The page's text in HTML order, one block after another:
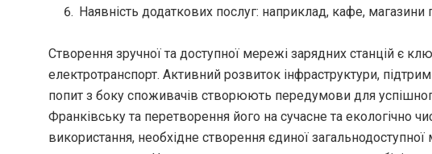
Наявність додаткових послуг: наприклад, кафе, магазини
Створення зручної та доступної мережі зарядних станцій є
електротранспорт. Активний розвиток інфраструктури,
попит з боку споживачів створюють передумови для
Франківську та перетворення його на сучасне та екологічно
використання, необхідне створення єдиної